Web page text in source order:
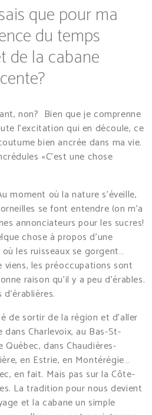
que pour ma
du temps
de la cabane
non? Bien que je comprenne
l’excitation qui en découle, ce
bien ancrée dans ma vie.
«C’est une chose
moment où la nature s’éveille,
se font entendre (on m’a
annonciateurs pour les sucres!
chose à propos d’une
les ruisseaux se gorgent…
viens, les préoccupations sont
raison qu’il y a peu d’érables.
de sortir de la région et d’aller
Charlevoix, au Bas-St-
dans Chaudières-
en Estrie, en Montérégie…
en fait. Mais pas sur la Côte-
La tradition pour nous devient
et la cabane un simple